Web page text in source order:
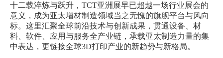
十二载淬炼与跃升，TCT亚洲展早已超越一场行业展会的
意义，成为亚太增材制造领域当之无愧的旗舰平台与风向
标。这里汇聚全球前沿技术与创新成果，贯通设备、材
料、软件、应用与服务全产业链，承载亚太制造力量的集
中表达，更链接全球3D打印产业的新趋势与新格局。